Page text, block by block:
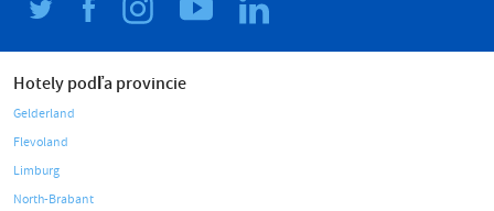
Hotely podľa provincie
Gelderland
Flevoland
Limburg
North-Brabant